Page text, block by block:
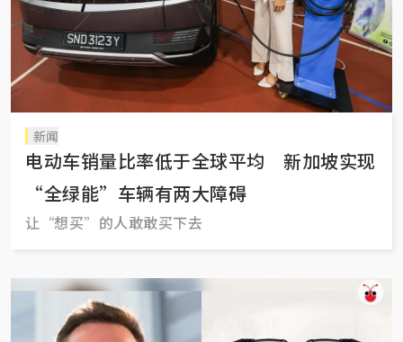
新闻
电动车销量比率低于全球平均 新加坡实现
“全绿能”车辆有两大障碍
让“想买”的人敢敢买下去